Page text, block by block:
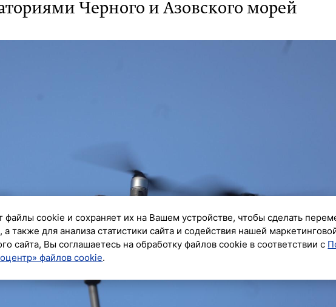
Черного и Азовского морей
файлы cookie и сохраняет их на Вашем устройстве, чтобы сделать
также для анализа статистики сайта и содействия нашей
сайта, Вы соглашаетесь на обработку файлов cookie в соответствии с
файлов cookie.